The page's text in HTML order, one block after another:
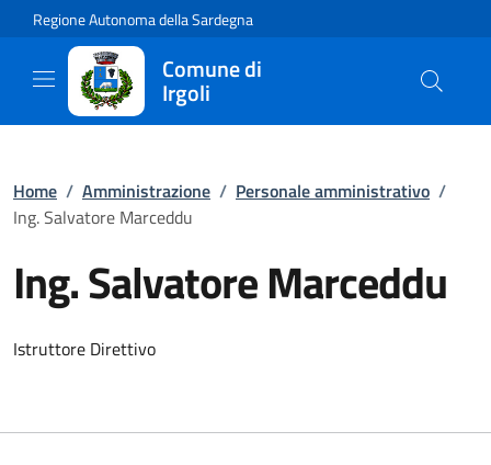
Regione Autonoma della Sardegna
Comune di
Irgoli
Home / Amministrazione / Personale amministrativo /
Ing. Salvatore Marceddu
Ing. Salvatore Marceddu
Istruttore Direttivo